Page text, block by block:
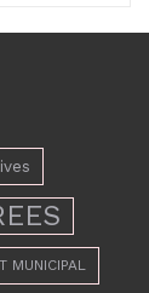
MUNICIPAL